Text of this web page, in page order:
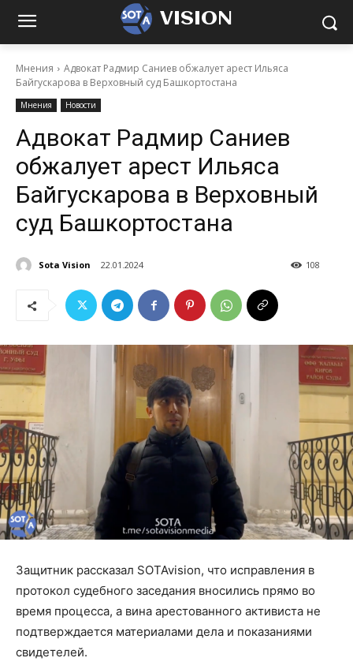
VISION
Мнения
Адвокат Радмир Саниев обжалует арест Ильяса
Байгускарова в Верховный суд Башкортостана
Мнения Новости
Адвокат Радмир Саниев
обжалует арест Ильяса
Байгускарова в Верховный
суд Башкортостана
Sota Vision 22.01.2024 108
Защитник рассказал SOTAvision, что исправления в
протокол судебного заседания вносились прямо во
время процесса, а вина арестованного активиста не
подтверждается материалами дела и показаниями
свидетелей.